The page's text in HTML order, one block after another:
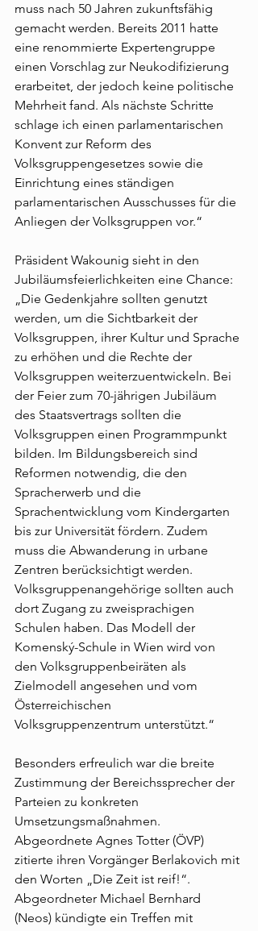
muss nach 50 Jahren zukunftsfähig
gemacht werden. Bereits 2011 hatte
eine renommierte Expertengruppe
einen Vorschlag zur Neukodifizierung
erarbeitet, der jedoch keine politische
Mehrheit fand. Als nächste Schritte
schlage ich einen parlamentarischen
Konvent zur Reform des
Volksgruppengesetzes sowie die
Einrichtung eines ständigen
parlamentarischen Ausschusses für die
Anliegen der Volksgruppen vor.“
Präsident Wakounig sieht in den
Jubiläumsfeierlichkeiten eine Chance:
„Die Gedenkjahre sollten genutzt
werden, um die Sichtbarkeit der
Volksgruppen, ihrer Kultur und Sprache
zu erhöhen und die Rechte der
Volksgruppen weiterzuentwickeln. Bei
der Feier zum 70-jährigen Jubiläum
des Staatsvertrags sollten die
Volksgruppen einen Programmpunkt
bilden. Im Bildungsbereich sind
Reformen notwendig, die den
Spracherwerb und die
Sprachentwicklung vom Kindergarten
bis zur Universität fördern. Zudem
muss die Abwanderung in urbane
Zentren berücksichtigt werden.
Volksgruppenangehörige sollten auch
dort Zugang zu zweisprachigen
Schulen haben. Das Modell der
Komenský-Schule in Wien wird von
den Volksgruppenbeiräten als
Zielmodell angesehen und vom
Österreichischen
Volksgruppenzentrum unterstützt.“
Besonders erfreulich war die breite
Zustimmung der Bereichssprecher der
Parteien zu konkreten
Umsetzungsmaßnahmen.
Abgeordnete Agnes Totter (ÖVP)
zitierte ihren Vorgänger Berlakovich mit
den Worten „Die Zeit ist reif!“.
Abgeordneter Michael Bernhard
(Neos) kündigte ein Treffen mit